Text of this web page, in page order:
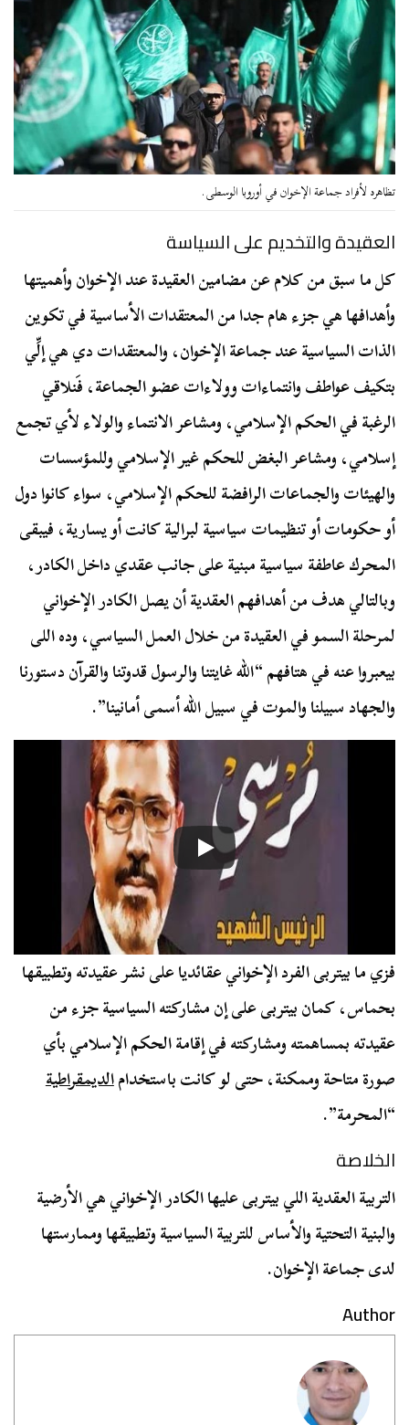
تظاهره لأفراد جماعة الإخوان في أوروبا الوسطى.
العقيدة والتخديم على السياسة
كل ما سبق من كلام عن مضامين العقيدة عند الإخوان وأهميتها
وأهدافها هي جزء هام جدا من المعتقدات الأساسية في تكوين
الذات السياسية عند جماعة الإخوان، والمعتقدات دي هي إلِّي
بتكيف عواطف وانتماءات وولاءات عضو الجماعة، فَنلاقي
الرغبة في الحكم الإسلامي، ومشاعر الانتماء والولاء لأي تجمع
إسلامي، ومشاعر البغض للحكم غير الإسلامي وللمؤسسات
والهيئات والجماعات الرافضة للحكم الإسلامي، سواء كانوا دول
أو حكومات أو تنظيمات سياسية لبرالية كانت أو يسارية، فيبقى
المحرك عاطفة سياسية مبنية على جانب عقدي داخل الكادر،
وبالتالي هدف من أهدافهم العقدية أن يصل الكادر الإخواني
لمرحلة السمو في العقيدة من خلال العمل السياسي، وده اللى
بيعبروا عنه في هتافهم “الله غايتنا والرسول قدوتنا والقرآن دستورنا
والجهاد سبيلنا والموت في سبيل الله أسمى أمانينا”.
فزي ما بيتربى الفرد الإخواني عقائديا على نشر عقيدته وتطبيقها
بحماس، كمان بيتربى على إن مشاركته السياسية جزء من
عقيدته بمساهمته ومشاركته في إقامة الحكم الإسلامي بأي
صورة متاحة وممكنة، حتى لو كانت باستخدامالديمقراطية
“المحرمة”.
الخلاصة
التربية العقدية اللي بيتربى عليها الكادر الإخواني هي الأرضية
والبنية التحتية والأساس للتربية السياسية وتطبيقها وممارستها
لدى جماعة الإخوان.
Author